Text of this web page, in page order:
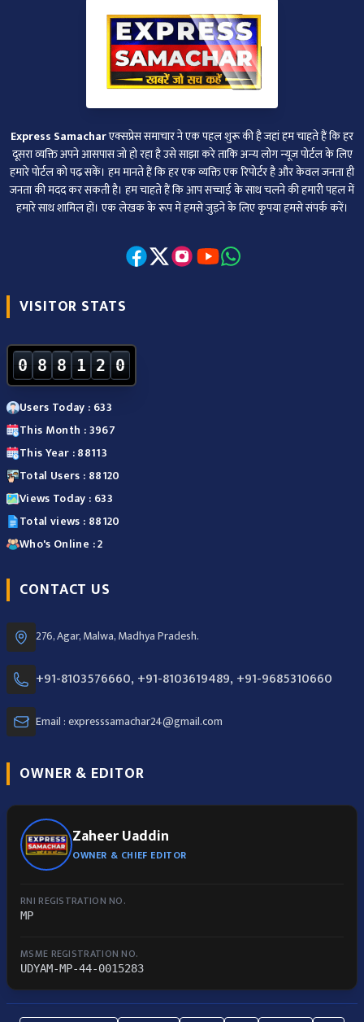
Express Samacharएक्सप्रेस समाचार ने एक पहल शुरू की है जहां हम चाहते हैं कि हर
दूसरा व्‍यक्ति अपने आसपास जो हो रहा है उसे साझा करे ताकि अन्‍य लोग न्‍यूज पोर्टल के लिए
हमारे पोर्टल को पढ़ सकें। हम मानते हैं कि हर एक व्यक्ति एक रिपोर्टर है और केवल जनता ही
जनता की मदद कर सकती है। हम चाहते हैं कि आप सच्चाई के साथ चलने की हमारी पहल में
हमारे साथ शामिल हों। एक लेखक के रूप में हमसे जुड़ने के लिए कृपया हमसे संपर्क करें।
VISITOR STATS
0 8 8 1 2 0
Users Today : 633
This Month : 3967
This Year : 88113
Total Users : 88120
Views Today : 633
Total views : 88120
Who's Online : 2
CONTACT US
276, Agar, Malwa, Madhya Pradesh.
+91-8103576660, +91-8103619489, +91-9685310660
Email : expresssamachar24@gmail.com
OWNER & EDITOR
Zaheer Uaddin
OWNER & CHIEF EDITOR
RNI REGISTRATION NO.
MP
MSME REGISTRATION NO.
UDYAM-MP-44-0015283